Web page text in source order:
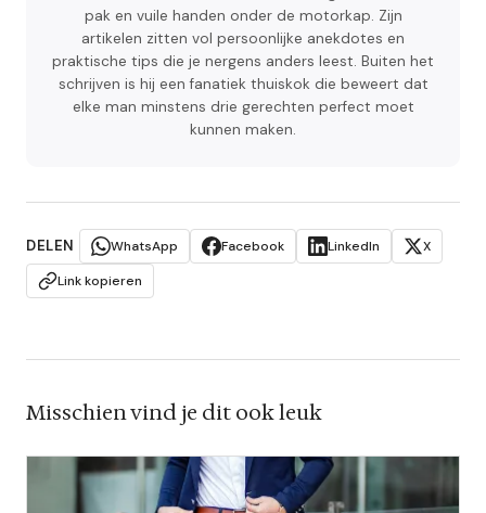
pak en vuile handen onder de motorkap. Zijn
artikelen zitten vol persoonlijke anekdotes en
praktische tips die je nergens anders leest. Buiten het
schrijven is hij een fanatiek thuiskok die beweert dat
elke man minstens drie gerechten perfect moet
kunnen maken.
DELEN WhatsApp Facebook LinkedIn
X
Link kopieren
Misschien vind je dit ook leuk